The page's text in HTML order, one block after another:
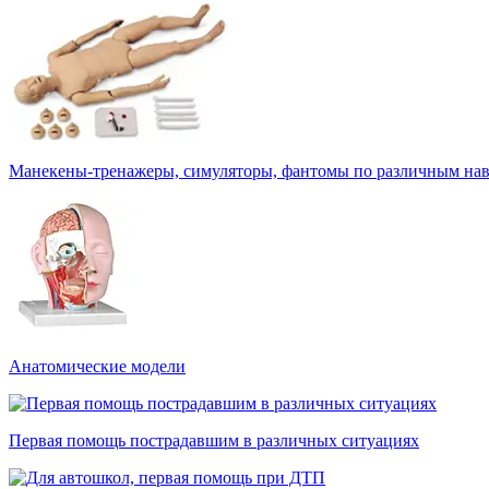
Манекены-тренажеры, симуляторы, фантомы по различным
Анатомические модели
Первая помощь пострадавшим в различных ситуациях